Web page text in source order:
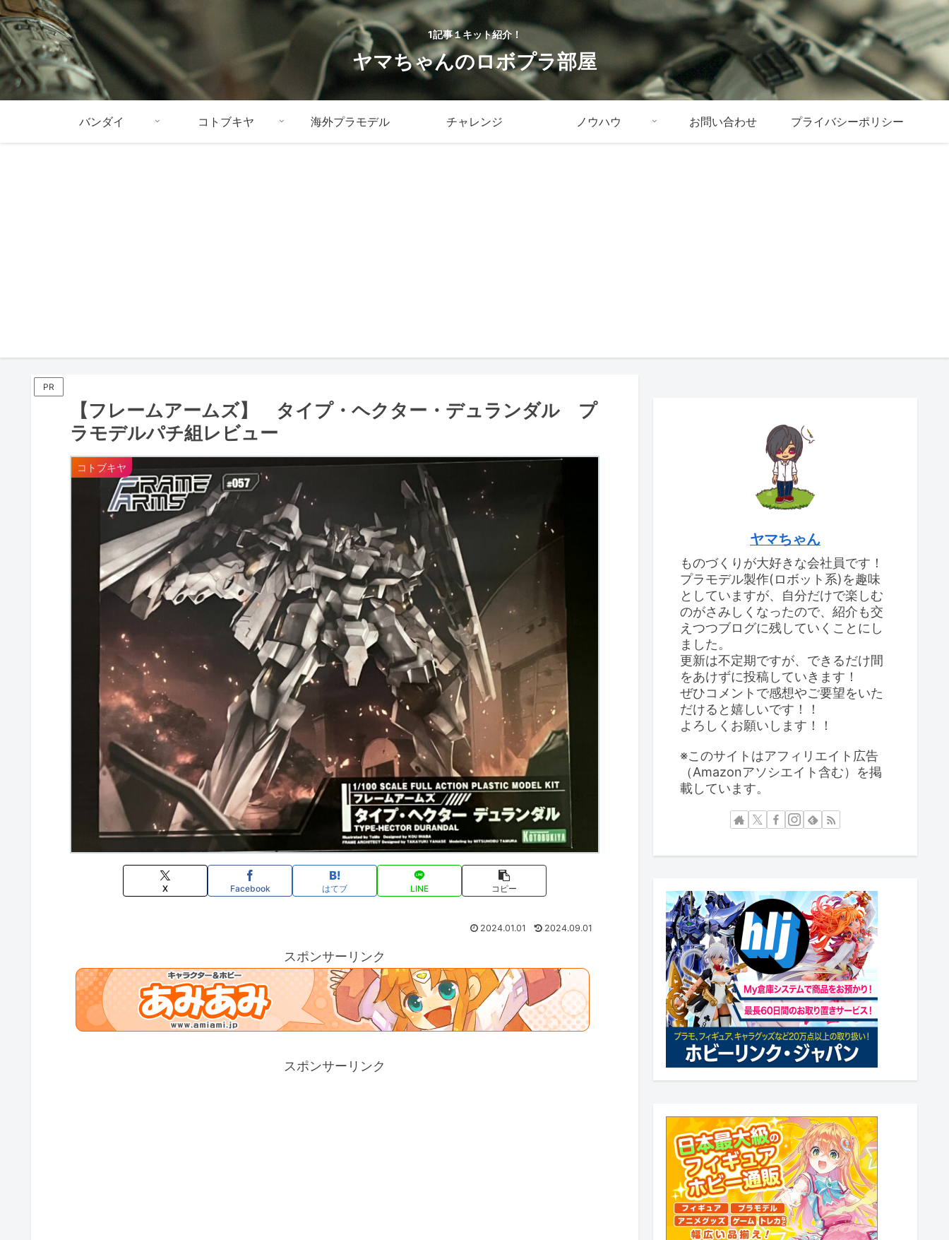
1記事１キット紹介！
ヤマちゃんのロボプラ部屋
バンダイ コトブキヤ 海外プラモデル チャレンジ ノウハウ お問い合わせ プライバシーポリシー
PR
【フレームアームズ】 タイプ・ヘクター・デュランダル プ
ラモデルパチ組レビュー
コトブキヤ
X Facebook はてブ LINE コピー
2024.01.01 2024.09.01
スポンサーリンク
スポンサーリンク
ヤマちゃん
ものづくりが大好きな会社員です！
プラモデル製作(ロボット系)を趣味
としていますが、自分だけで楽しむ
のがさみしくなったので、紹介も交
えつつブログに残していくことにし
ました。
更新は不定期ですが、できるだけ間
をあけずに投稿していきます！
ぜひコメントで感想やご要望をいた
だけると嬉しいです！！
よろしくお願いします！！
※このサイトはアフィリエイト広告
（Amazonアソシエイト含む）を掲
載しています。